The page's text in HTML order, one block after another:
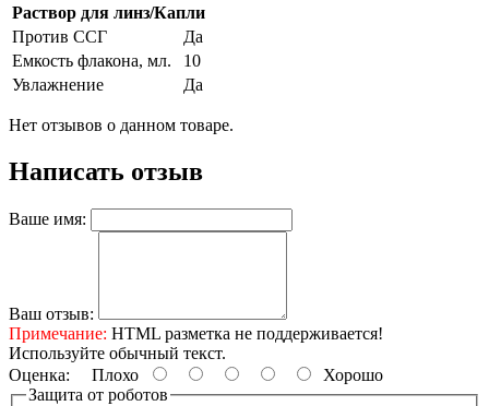
Раствор для линз/Капли
Против ССГ
Да
Емкость флакона, мл.
10
Увлажнение
Да
Нет отзывов о данном товаре.
Написать отзыв
Ваше имя:
Ваш отзыв:
Примечание: HTML разметка не поддерживается!
Используйте обычный текст.
Оценка: Плохо
Хорошо
Защита от роботов